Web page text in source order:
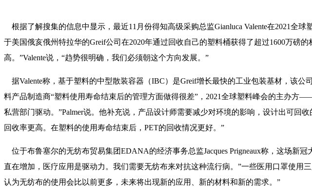
根据了解搜集的信息中显示，最近11月份得知高级采购总监Gianluca Valente在2021全
于美国俄亥俄州特拉华的Greif公司在2020年通过回收自己的塑料桶获得了超过1600万磅的
高。”Valente说，“趋势很明确，我们必须朝这个方向发展。”
据Valente称，基于塑料的中型散装容器（IBC）是Greif增长最快的工业包装基材，该公
料产品制造商“塑料使用寿命结束后的管理方面做得很差”， 2021全球塑料峰会的主办方
私营部门驱动。”Palmer说。 他补充说，产品设计师需要减少对环境的影响，设计出可回收
回收率更高。在塑料的使用寿命结束后， PET的回收情况更好。”
位于布鲁塞尔的无纺布贸易集团EDANA的经济事务总监Jacques Prigneaux称，这场新冠
直在增加，医疗应用是驱动力。我们需要无纺布来对抗这种流行病。”一些医用口罩使用
认为无纺布的使用会比以前更多，未来将出现新的应用、新的材料和新的需求。”